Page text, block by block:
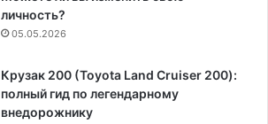
личность?
05.05.2026
Крузак 200 (Toyota Land Cruiser 200):
полный гид по легендарному
внедорожнику